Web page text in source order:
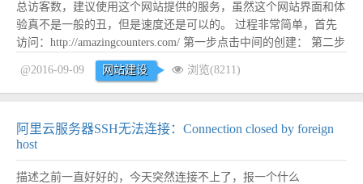
总访客数，建议使用这个网站提供的服务，虽然这个网站界面和体
验真不是一般的丑，但是速度还是可以的。 过程非常简单，首先
访问：http://amazingcounters.com/ 第一步点击中间的创建： 第二步
然后从众多样式中选一个你喜欢的，继续下一步： 第三步填好一
些信息，如果你没有登录这一步会让你登录，其中最重要的是Si...
阅读全文
@2016-09-09 网站建设 浏览(8211)
阿里云服务器SSH无法连接：Connection closed by foreign
host
描述之前一直好好的，今天突然连接不上了，报一个什么